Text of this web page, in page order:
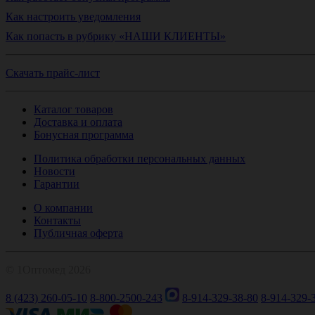
Как настроить уведомления
Как попасть в рубрику «НАШИ КЛИЕНТЫ»
Скачать прайс-лист
Каталог товаров
Доставка и оплата
Бонусная программа
Политика обработки персональных данных
Новости
Гарантии
О компании
Контакты
Публичная оферта
8 (423) 260-05-10 8-800-2500-243 8-914-329-38-80 8-914-329-